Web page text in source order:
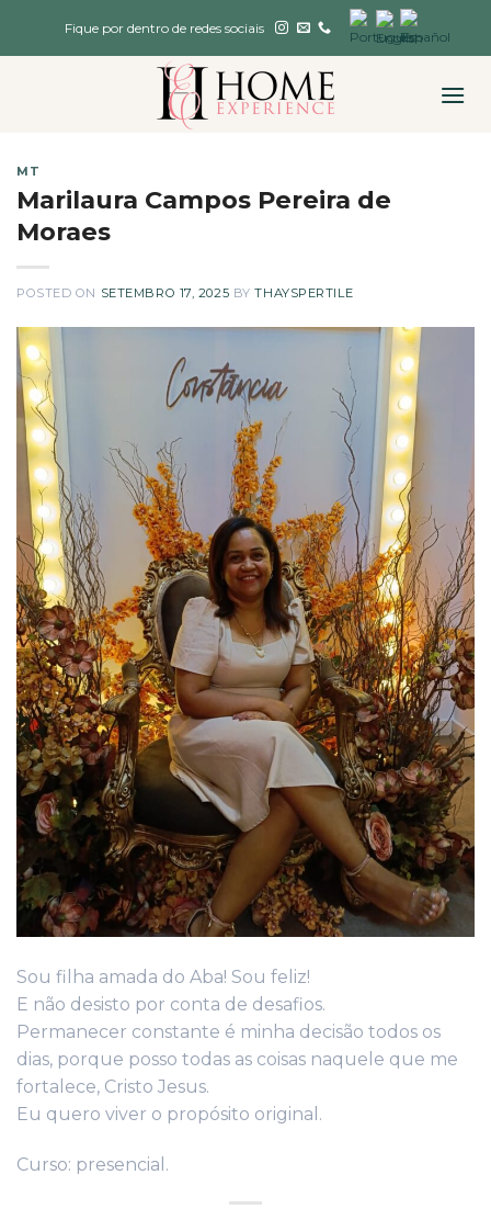
Fique por dentro de redes sociais
MT
Marilaura Campos Pereira de
Moraes
POSTED ON SETEMBRO 17, 2025 BYTHAYSPERTILE
Sou filha amada do Aba! Sou feliz!
E não desisto por conta de desafios.
Permanecer constante é minha decisão todos os
dias, porque posso todas as coisas naquele que me
fortalece, Cristo Jesus.
Eu quero viver o propósito original.
Curso: presencial.